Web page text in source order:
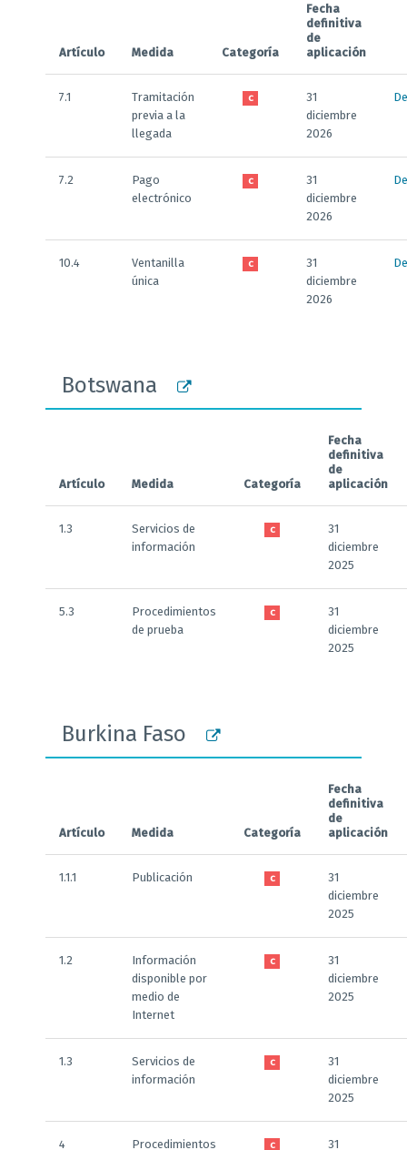
Artículo Medida Categoría
Fecha
definitiva
de
aplicación
7.1
Tramitación
previa a la
llegada
C
31
diciembre
2026
7.2
Pago
electrónico
C
31
diciembre
2026
10.4
Ventanilla
única
C
31
diciembre
2026
Botswana
Artículo Medida Categoría
Fecha
definitiva
de
aplicación
1.3
Servicios de
información
C
31
diciembre
2025
5.3
Procedimientos
de prueba
C
31
diciembre
2025
Burkina Faso
Artículo Medida Categoría
Fecha
definitiva
de
aplicación
1.1.1 Publicación C
31
diciembre
2025
1.2
Información
disponible por
medio de
Internet
C
31
diciembre
2025
1.3
Servicios de
información
C
31
diciembre
2025
4 Procedimientos C 31